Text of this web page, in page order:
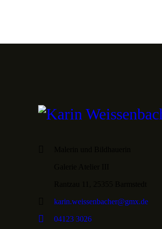
karin.weissenbacher@gmx.de
04123 3026